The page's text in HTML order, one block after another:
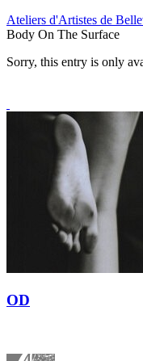
Ateliers d'Artistes de
Body On The Surface
Sorry, this entry is only
OD